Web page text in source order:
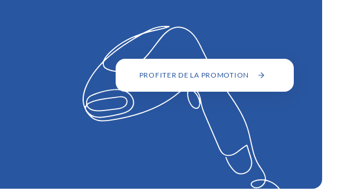
PROFITER DE LA PROMOTION